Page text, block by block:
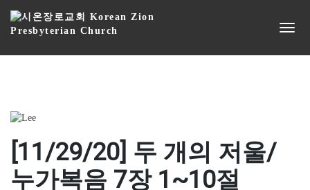
[11/29/20] 두 개의 저울/
누가복음 7장 1~10절